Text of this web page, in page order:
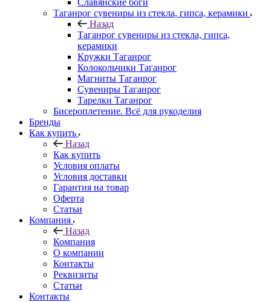
Славянские боги
Таганрог сувениры из стекла, гипса, керамики
Назад
Таганрог сувениры из стекла, гипса,
керамики
Кружки Таганрог
Колокольчики Таганрог
Магниты Таганрог
Сувениры Таганрог
Тарелки Таганрог
Бисероплетение. Всё для рукоделия
Бренды
Как купить
Назад
Как купить
Условия оплаты
Условия доставки
Гарантия на товар
Оферта
Статьи
Компания
Назад
Компания
О компании
Контакты
Реквизиты
Статьи
Контакты